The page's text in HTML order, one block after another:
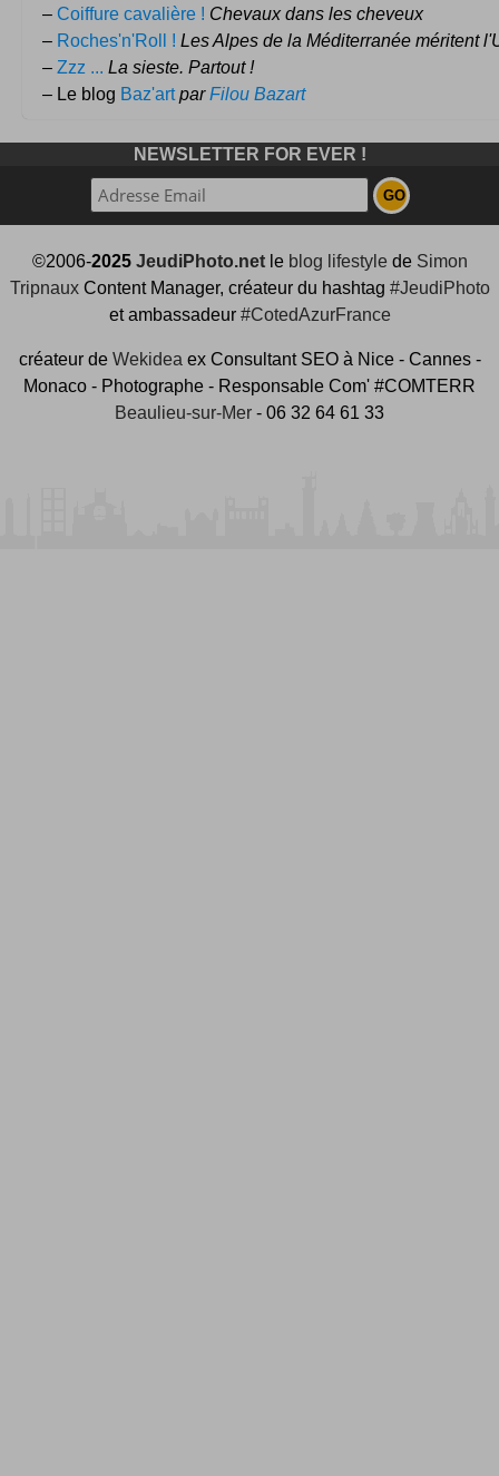
– Coiffure cavalière ! Chevaux dans les cheveux
– Roches'n'Roll ! Les Alpes de la Méditerranée méritent
– Zzz ... La sieste. Partout !
– Le blog Baz'art parFilou Bazart
NEWSLETTER FOR EVER !
©2006-2025 JeudiPhoto.netle blog lifestylede Simon
TripnauxContent Manager, créateur du hashtag #JeudiPhoto
et ambassadeur #CotedAzurFrance
créateur de Wekidea ex Consultant SEO à Nice - Cannes -
Monaco - Photographe - Responsable Com' #COMTERR
Beaulieu-sur-Mer - 06 32 64 61 33